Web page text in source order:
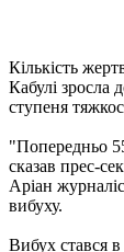
Кількість
Кабулі зросла
ступеня
"Попередньо
сказав прес-
Аріан
вибуху.
Вибух стався в